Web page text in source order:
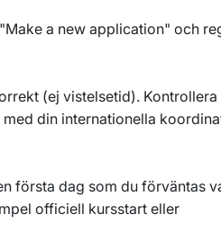
"Make a new application" och
(ej vistelsetid).
din internationella
första dag som du förväntas
officiell kursstart eller